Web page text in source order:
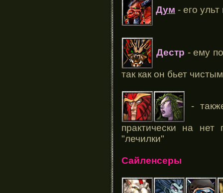
Дум - его
Дестр - ему
так как он бьет
-
практически на
"лечилки"
Сайленсеры